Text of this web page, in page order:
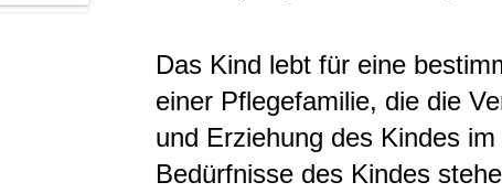
Das Kind lebt für eine
einer Pflegefamilie, die die
und Er­ziehung des Kindes
Bedürfnisse des Kindes